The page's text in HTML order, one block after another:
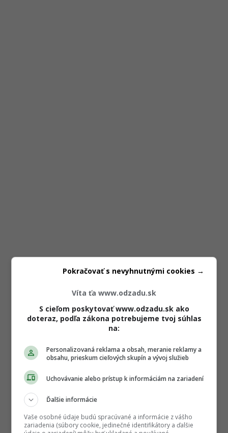
Víta ťa www.odzadu.sk
S cieľom poskytovať www.odzadu.sk ako
doteraz, podľa zákona potrebujeme tvoj súhlas
na:
Personalizovaná reklama a obsah, meranie reklamy a
obsahu, prieskum cieľových skupín a vývoj služieb
Uchovávanie alebo prístup k informáciám na zariadení
Ďalšie informácie
Vaše osobné údaje budú spracúvané a informácie z vášho
zariadenia (súbory cookie, jedinečné identifikátory a ďalšie
Pokračovať s nevyhnutnými cookies →